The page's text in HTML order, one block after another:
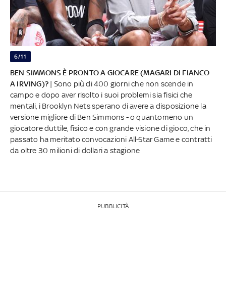
6/11
BEN SIMMONS È PRONTO A GIOCARE (MAGARI DI FIANCO
A IRVING)? | Sono più di 400 giorni che non scende in
campo e dopo aver risolto i suoi problemi sia fisici che
mentali, i Brooklyn Nets sperano di avere a disposizione la
versione migliore di Ben Simmons - o quantomeno un
giocatore duttile, fisico e con grande visione di gioco, che in
passato ha meritato convocazioni All-Star Game e contratti
da oltre 30 milioni di dollari a stagione
PUBBLICITÀ